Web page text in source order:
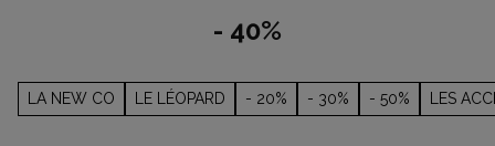
- 40%
LA NEW CO LE LÉOPARD - 20% - 30% - 50% LES